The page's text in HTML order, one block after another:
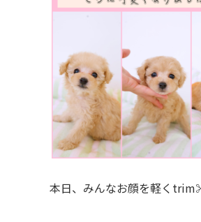
本日、みんなお顔を軽く